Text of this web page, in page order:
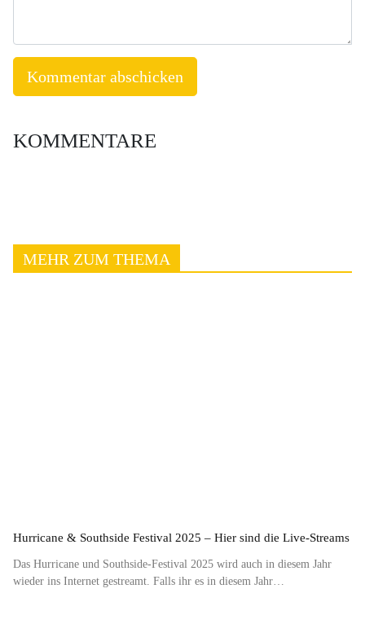
KOMMENTARE
MEHR ZUM THEMA
Hurricane & Southside Festival 2025 – Hier sind die Live-Streams
Das Hurricane und Southside-Festival 2025 wird auch in diesem Jahr
wieder ins Internet gestreamt. Falls ihr es in diesem Jahr…